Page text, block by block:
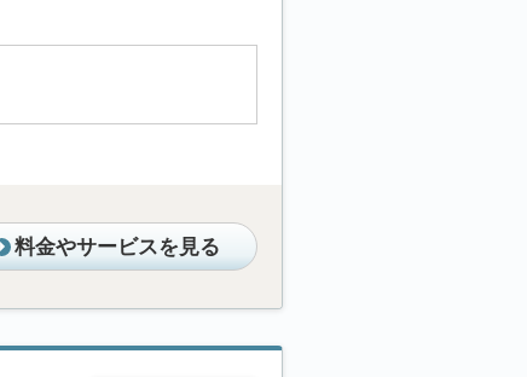
料金やサービスを見る